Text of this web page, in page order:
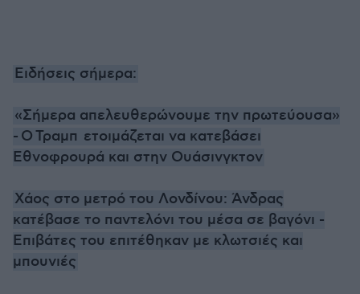
Ειδήσεις σήμερα:
«Σήμερα απελευθερώνουμε την πρωτεύουσα»
- ΟΤραμπ ετοιμάζεται να κατεβάσει
Εθνοφρουρά και στην Ουάσινγκτον
Χάος στο μετρό του Λονδίνου: Άνδρας
κατέβασε το παντελόνι του μέσα σε βαγόνι -
Επιβάτες του επιτέθηκαν με κλωτσιές και
μπουνιές